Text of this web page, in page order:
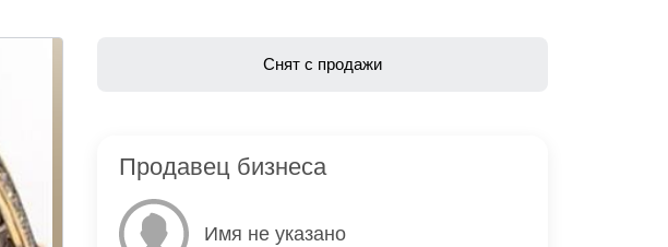
Снят с продажи
Продавец бизнеса
Имя не указано